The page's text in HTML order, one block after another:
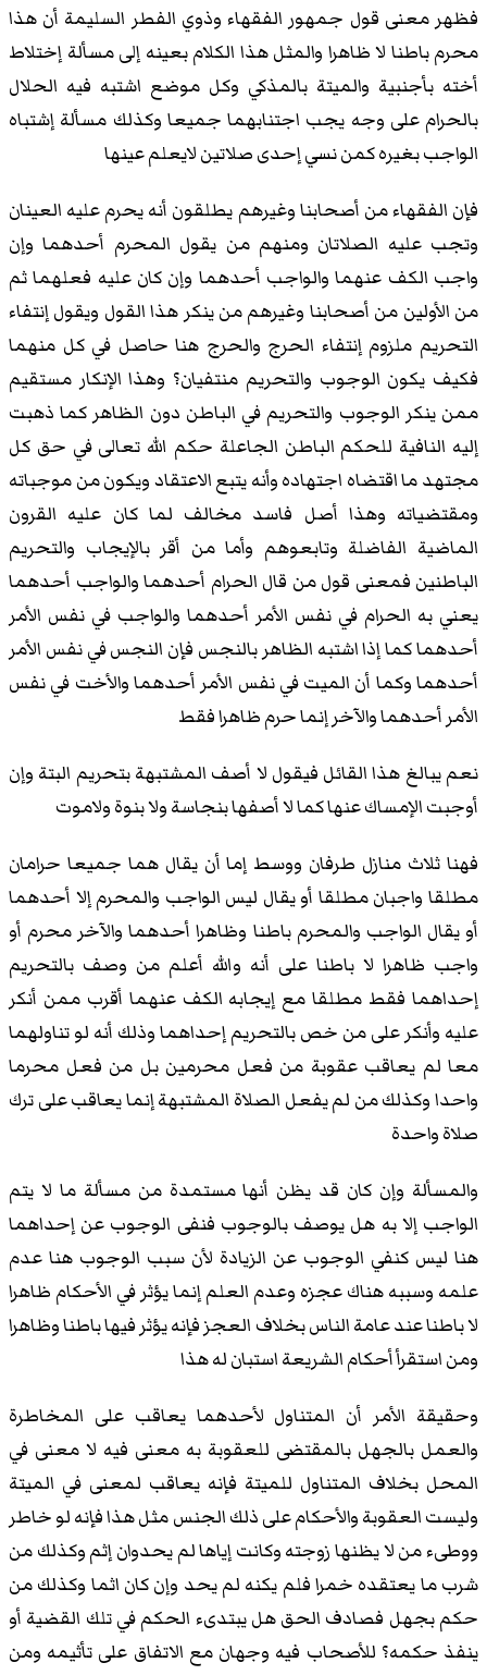
فظهر معنى قول جمهور الفقهاء وذوي الفطر السليمة أن هذا
محرم باطنا لا ظاهرا والمثل هذا الكلام بعينه إلى مسألة إختلاط
أخته بأجنبية والميتة بالمذكي وكل موضع اشتبه فيه الحلال
بالحرام على وجه يجب اجتنابهما جميعا وكذلك مسألة إشتباه
الواجب بغيره كمن نسي إحدى صلاتين لايعلم عينها
فإن الفقهاء من أصحابنا وغيرهم يطلقون أنه يحرم عليه العينان
وتجب عليه الصلاتان ومنهم من يقول المحرم أحدهما وإن
واجب الكف عنهما والواجب أحدهما وإن كان عليه فعلهما ثم
من الأولين من أصحابنا وغيرهم من ينكر هذا القول ويقول إنتفاء
التحريم ملزوم إنتفاء الحرج والحرج هنا حاصل في كل منهما
فكيف يكون الوجوب والتحريم منتفيان؟ وهذا الإنكار مستقيم
ممن ينكر الوجوب والتحريم في الباطن دون الظاهر كما ذهبت
إليه النافية للحكم الباطن الجاعلة حكم الله تعالى في حق كل
مجتهد ما اقتضاه اجتهاده وأنه يتبع الاعتقاد ويكون من موجباته
ومقتضياته وهذا أصل فاسد مخالف لما كان عليه القرون
الماضية الفاضلة وتابعوهم وأما من أقر بالإيجاب والتحريم
الباطنين فمعنى قول من قال الحرام أحدهما والواجب أحدهما
يعني به الحرام في نفس الأمر أحدهما والواجب في نفس الأمر
أحدهما كما إذا اشتبه الظاهر بالنجس فإن النجس في نفس الأمر
أحدهما وكما أن الميت في نفس الأمر أحدهما والأخت في نفس
الأمر أحدهما والآخر إنما حرم ظاهرا فقط
نعم يبالغ هذا القائل فيقول لا أصف المشتبهة بتحريم البتة وإن
أوجبت الإمساك عنها كما لا أصفها بنجاسة ولا بنوة ولاموت
فهنا ثلاث منازل طرفان ووسط إما أن يقال هما جميعا حرامان
مطلقا واجبان مطلقا أو يقال ليس الواجب والمحرم إلا أحدهما
أو يقال الواجب والمحرم باطنا وظاهرا أحدهما والآخر محرم أو
واجب ظاهرا لا باطنا على أنه والله أعلم من وصف بالتحريم
إحداهما فقط مطلقا مع إيجابه الكف عنهما أقرب ممن أنكر
عليه وأنكر على من خص بالتحريم إحداهما وذلك أنه لو تناولهما
معا لم يعاقب عقوبة من فعل محرمين بل من فعل محرما
واحدا وكذلك من لم يفعل الصلاة المشتبهة إنما يعاقب على ترك
صلاة واحدة
والمسألة وإن كان قد يظن أنها مستمدة من مسألة ما لا يتم
الواجب إلا به هل يوصف بالوجوب فنفى الوجوب عن إحداهما
هنا ليس كنفي الوجوب عن الزيادة لأن سبب الوجوب هنا عدم
علمه وسببه هناك عجزه وعدم العلم إنما يؤثر في الأحكام ظاهرا
لا باطنا عند عامة الناس بخلاف العجز فإنه يؤثر فيها باطنا وظاهرا
ومن استقرأ أحكام الشريعة استبان له هذا
وحقيقة الأمر أن المتناول لأحدهما يعاقب على المخاطرة
والعمل بالجهل بالمقتضى للعقوبة به معنى فيه لا معنى في
المحل بخلاف المتناول للميتة فإنه يعاقب لمعنى في الميتة
وليست العقوبة والأحكام على ذلك الجنس مثل هذا فإنه لو خاطر
ووطىء من لا يظنها زوجته وكانت إياها لم يحدوان إثم وكذلك من
شرب ما يعتقده خمرا فلم يكنه لم يحد وإن كان اثما وكذلك من
حكم بجهل فصادف الحق هل يبتدىء الحكم في تلك القضية أو
ينفذ حكمه؟ للأصحاب فيه وجهان مع الاتفاق على تأثيمه ومن